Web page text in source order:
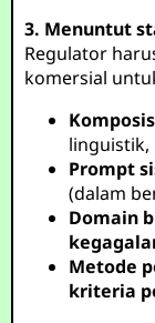
3. Menuntut
Regulator
komersial
Prompt
(dalam
Domain
Metode
kriteria